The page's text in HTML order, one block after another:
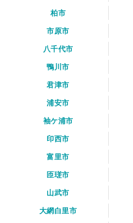
柏市
市原市
八千代市
鴨川市
君津市
浦安市
袖ケ浦市
印西市
富里市
匝瑳市
山武市
大網白里市